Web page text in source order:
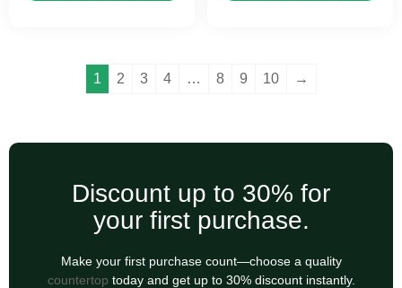
1 2 3 4 … 8 9 10 →
Discount up to 30% for
your first purchase.
Make your first purchase count—choose a quality
countertop today and get up to 30% discount instantly.